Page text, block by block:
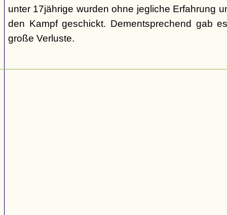
unter 17jährige wurden ohne jegliche Erfahrung
den Kampf geschickt. Dementsprechend gab
große Verluste.